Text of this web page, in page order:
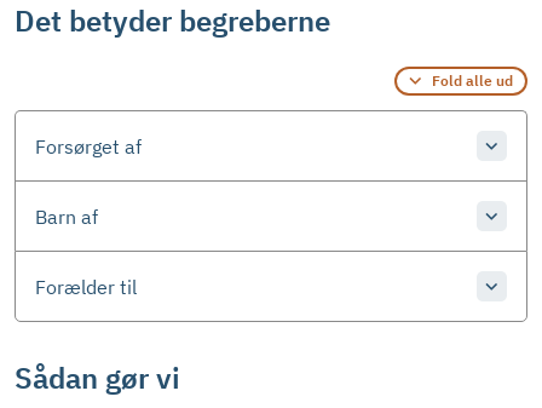
Det betyder begreberne
Fold alle ud
Forsørget af
Barn af
Forælder til
Sådan gør vi